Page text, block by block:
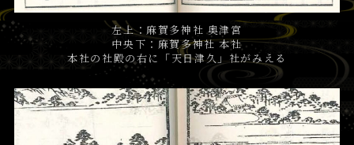
左上：麻賀多神社 奥津宮
中央下：麻賀多神社 本社
本社の社殿の右に「天日津久」社がみえる